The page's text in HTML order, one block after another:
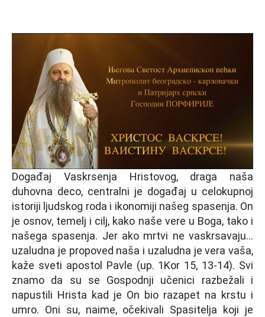
Događaj Vaskrsenja Hristovog, draga naša
duhovna deco, centralni je događaj u celokupnoj
istoriji lјudskog roda i ikonomiji našeg spasenja. On
je osnov, temelј i cilј, kako naše vere u Boga, tako i
našega spasenja. Jer ako mrtvi ne vaskrsavaju…
uzaludna je propoved naša i uzaludna je vera vaša,
kaže sveti apostol Pavle (up. 1Kor 15, 13-14). Svi
znamo da su se Gospodnji učenici razbežali i
napustili Hrista kad je On bio razapet na krstu i
umro. Oni su, naime, očekivali Spasitelјa koji je